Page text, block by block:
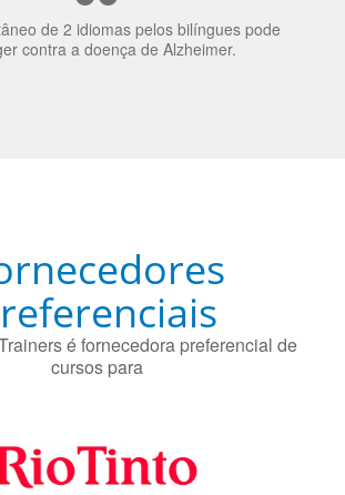
de 2 idiomas pelos bilíngues pode
contra a doença de Alzheimer.
é fornecedora preferencial de
cursos para